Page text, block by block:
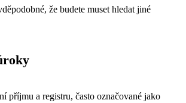
že budete muset hledat jiné
příjmu a registru, často označované jako